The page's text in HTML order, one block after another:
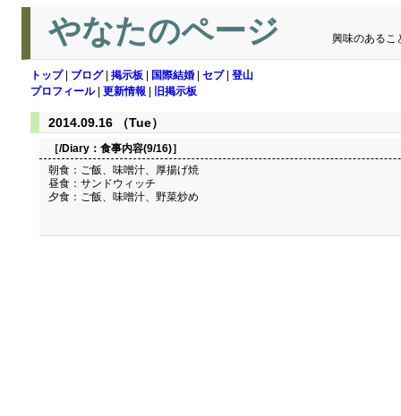
やなたのページ 興味のあるこ
トップ| ブログ| 掲示板 国際結婚 セブ| 登山
プロフィール| 更新情報 旧掲示板
2014.09.16 （Tue）
［/Diary： 食事内容(9/16)］
朝食：ご飯、味噌汁、厚揚げ焼
昼食：サンドウィッチ
夕食：ご飯、味噌汁、野菜炒め